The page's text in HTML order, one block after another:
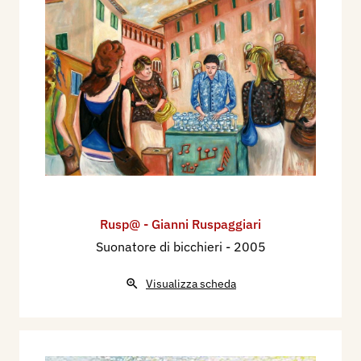
Mostre personali:
1988 - Locale privato, Castelnovo Di Sotto.
Rusp@ - Gianni Ruspaggiari
Suonatore di bicchieri - 2005
Visualizza scheda